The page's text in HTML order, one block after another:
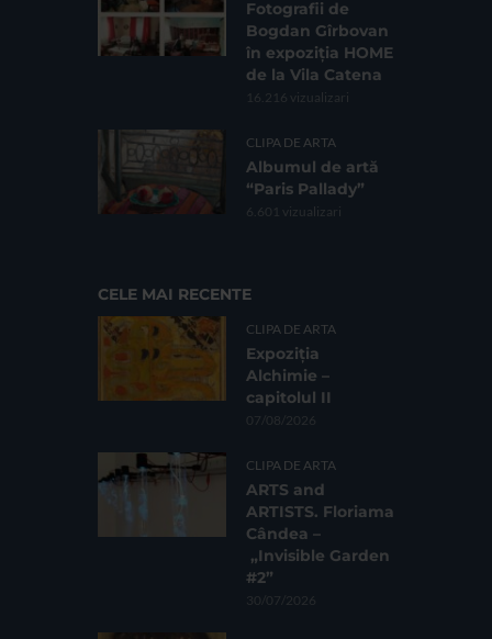
Fotografii de
Bogdan Gîrbovan
în expoziția HOME
de la Vila Catena
16.216 vizualizari
CLIPA DE ARTA
Albumul de artă
“Paris Pallady”
6.601 vizualizari
CELE MAI RECENTE
CLIPA DE ARTA
Expoziția
Alchimie –
capitolul II
07/08/2026
CLIPA DE ARTA
ARTS and
ARTISTS. Floriama
Cândea –
„Invisible Garden
#2”
30/07/2026